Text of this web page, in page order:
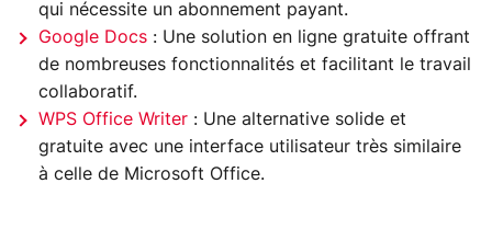
qui nécessite un abonnement payant.
Google Docs : Une solution en ligne gratuite offrant
de nombreuses fonctionnalités et facilitant le travail
collaboratif.
WPS Office Writer : Une alternative solide et
gratuite avec une interface utilisateur très similaire
à celle de Microsoft Office.